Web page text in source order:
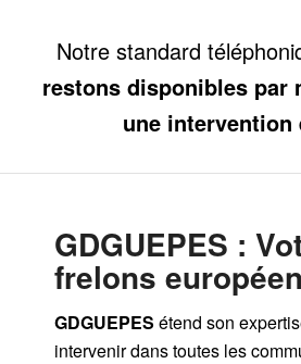
Notre standard
restons disponibles par
une
GDGUEPES :
frelons
GDGUEPES étend son
intervenir dans toutes les